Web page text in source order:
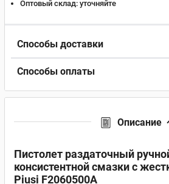
Оптовый склад: уточняйте
Способы доставки
Способы оплаты
Описание
Пистолет раздаточный
консистентной смазки с
Piusi F2060500A